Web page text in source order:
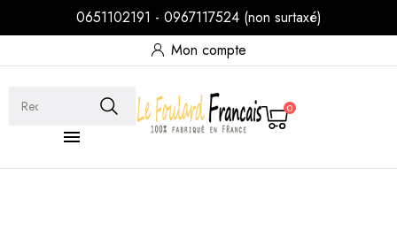
0651102191 - 0967117524 (non surtaxé)
Mon compte

0